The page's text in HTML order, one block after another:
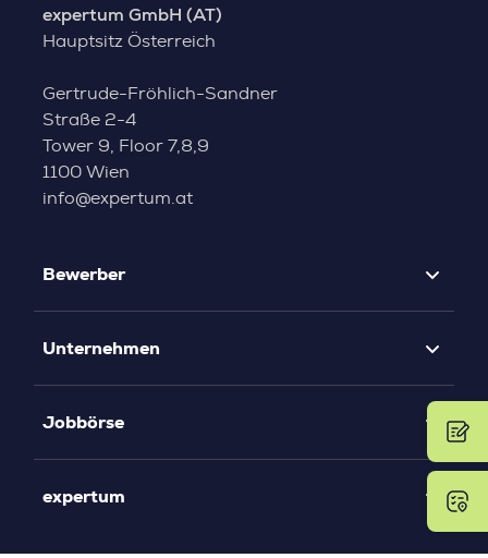
expertum GmbH (AT)
Hauptsitz Österreich
Gertrude-Fröhlich-Sandner
Straße 2-4
Tower 9, Floor 7,8,9
1100 Wien
info@expertum.at
Bewerber
Unternehmen
Jobbörse
expertum